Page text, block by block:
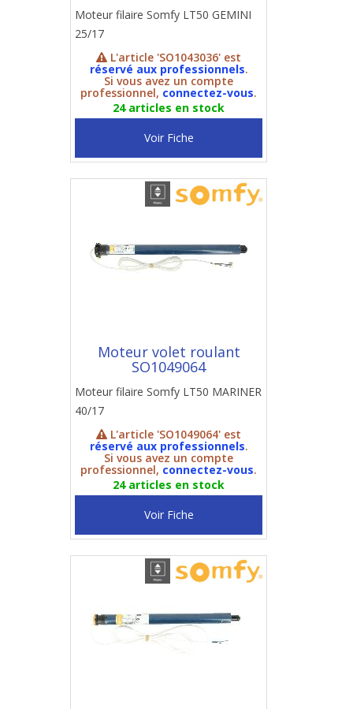
Moteur filaire Somfy LT50 GEMINI
25/17
L'article 'SO1043036' est
réservé aux professionnels.
Si vous avez un compte
professionnel, connectez-vous.
24 articles en stock
Voir Fiche
Moteur volet roulant
SO1049064
Moteur filaire Somfy LT50 MARINER
40/17
L'article 'SO1049064' est
réservé aux professionnels.
Si vous avez un compte
professionnel, connectez-vous.
24 articles en stock
Voir Fiche